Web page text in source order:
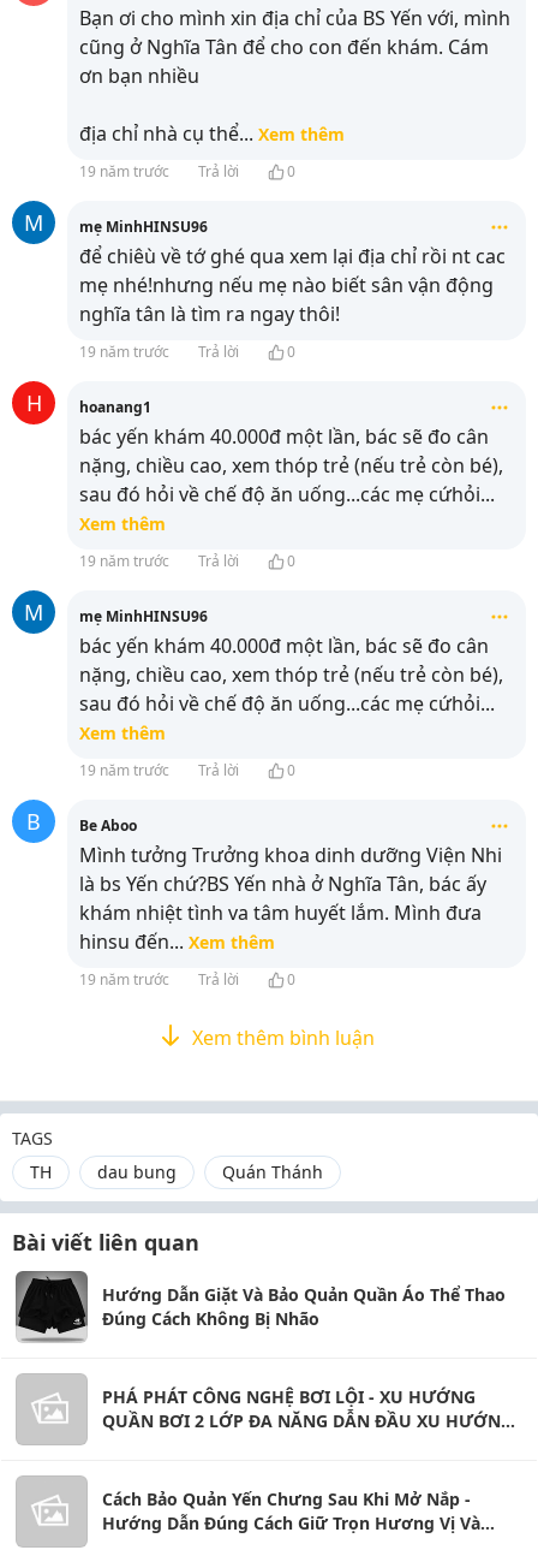
Bạn ơi cho mình xin địa chỉ của BS Yến với, mình
cũng ở Nghĩa Tân để cho con đến khám. Cám
ơn bạn nhiều
địa chỉ nhà cụ thể... Xem thêm
19 năm trước Trả lời 0
M mẹ MinhHINSU96
để chiêù về tớ ghé qua xem lại địa chỉ rồi nt cac
mẹ nhé!nhưng nếu mẹ nào biết sân vận động
nghĩa tân là tìm ra ngay thôi!
19 năm trước Trả lời 0
H hoanang1
bác yến khám 40.000đ một lần, bác sẽ đo cân
nặng, chiều cao, xem thóp trẻ (nếu trẻ còn bé),
sau đó hỏi về chế độ ăn uống...các mẹ cứhỏi...
Xem thêm
19 năm trước Trả lời 0
M mẹ MinhHINSU96
bác yến khám 40.000đ một lần, bác sẽ đo cân
nặng, chiều cao, xem thóp trẻ (nếu trẻ còn bé),
sau đó hỏi về chế độ ăn uống...các mẹ cứhỏi...
Xem thêm
19 năm trước Trả lời 0
B Be Aboo
Mình tưởng Trưởng khoa dinh dưỡng Viện Nhi
là bs Yến chứ?BS Yến nhà ở Nghĩa Tân, bác ấy
khám nhiệt tình va tâm huyết lắm. Mình đưa
hinsu đến... Xem thêm
19 năm trước Trả lời 0
Xem thêm bình luận
TAGS
TH
dau bung Quán Thánh
Bài viết liên quan
Hướng Dẫn Giặt Và Bảo Quản Quần Áo Thể Thao
Đúng Cách Không Bị Nhão
PHÁ PHÁT CÔNG NGHỆ BƠI LỘI - XU HƯỚNG
QUẦN BƠI 2 LỚP ĐA NĂNG DẪN ĐẦU XU HƯỚNG
Cách Bảo Quản Yến Chưng Sau Khi Mở Nắp -
Hướng Dẫn Đúng Cách Giữ Trọn Hương Vị Và